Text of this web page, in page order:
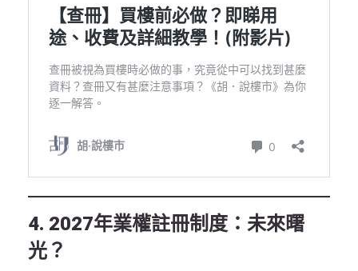
4. 2027年業權註冊制度：未來曙
光？